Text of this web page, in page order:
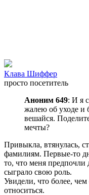
Клава Шиффер
просто посетитель
Аноним 649: И я
жалею об уходе и
вешайся.
мечты?
Привыкла, втянулась,
фамилиям. Первые-то
то, что меня предпочли
сыграло свою роль.
Увидели, что более,
относиться.